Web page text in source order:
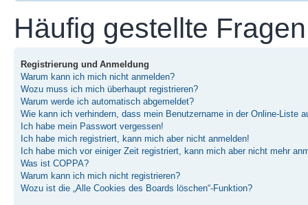
Häufig gestellte Fragen
Registrierung und Anmeldung
Warum kann ich mich nicht anmelden?
Wozu muss ich mich überhaupt registrieren?
Warum werde ich automatisch abgemeldet?
Wie kann ich verhindern, dass mein Benutzername in der Online-Liste
Ich habe mein Passwort vergessen!
Ich habe mich registriert, kann mich aber nicht anmelden!
Ich habe mich vor einiger Zeit registriert, kann mich aber nicht mehr
Was ist COPPA?
Warum kann ich mich nicht registrieren?
Wozu ist die „Alle Cookies des Boards löschen“-Funktion?